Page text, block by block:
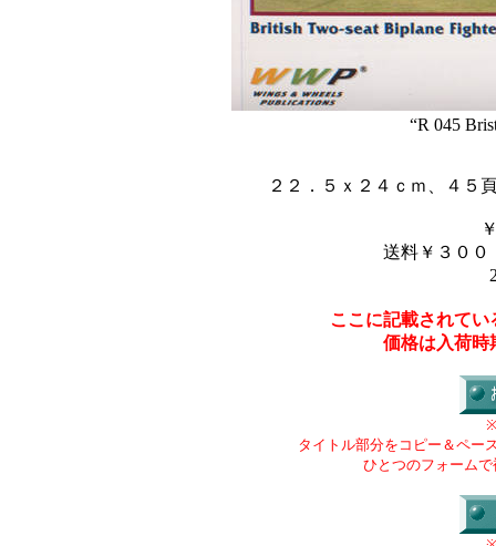
“R 045
２２．５ｘ２４ｃｍ、４５
送料￥３００
ここに記載されて
価格は入荷時
タイトル部分をコピー＆ペー
ひとつのフォーム